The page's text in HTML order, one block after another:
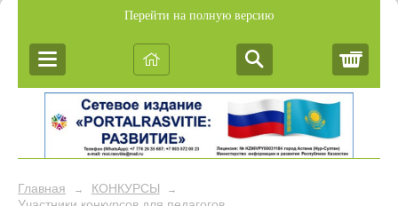
Перейти на полную версию
Главная → КОНКУРСЫ →